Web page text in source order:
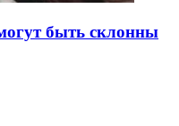
быть склонны